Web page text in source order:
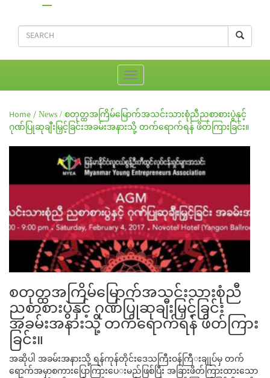
Home / News / စတုတ္ထအကြိမ်မြောက်အသင်းသားစုံညီညစာစားပွဲနှင့်
ဂုဏ်ပြုဆုချီးမြှင့်ခြင်းအခမ်းအနားသို့ တက်ရောက်ရန် ဖိတ်ကြားခြင်း။
စတုတ္ထအကြိမ်မြောက်အသင်းသားစုံညီ
ညစာစားပွဲနှင့် ဂုဏ်ပြုဆုချီးမြှင့်ခြင်း
အခမ်းအနားသို့ တက်ရောက်ရန် ဖိတ်ကြား
ခြင်း။
အဆိုပါ အခမ်းအနားသို့ ရန်ကုန်တိုင်းဒေသကြီးဝန်ကြီးချုပ်မှ တက်
ရောက်အမှာစကားပြောကြားပေးမည်ဖြစ်ပြီး အခြားဖိတ်ကြားထားသော